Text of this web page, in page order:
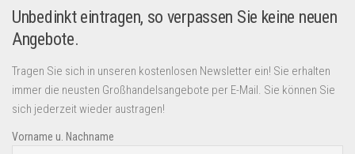
Unbedinkt eintragen, so verpassen Sie keine neuen
Angebote.
Tragen Sie sich in unseren kostenlosen Newsletter ein! Sie erhalten
immer die neusten Großhandelsangebote per E-Mail. Sie können Sie
sich jederzeit wieder austragen!
Vorname u. Nachname